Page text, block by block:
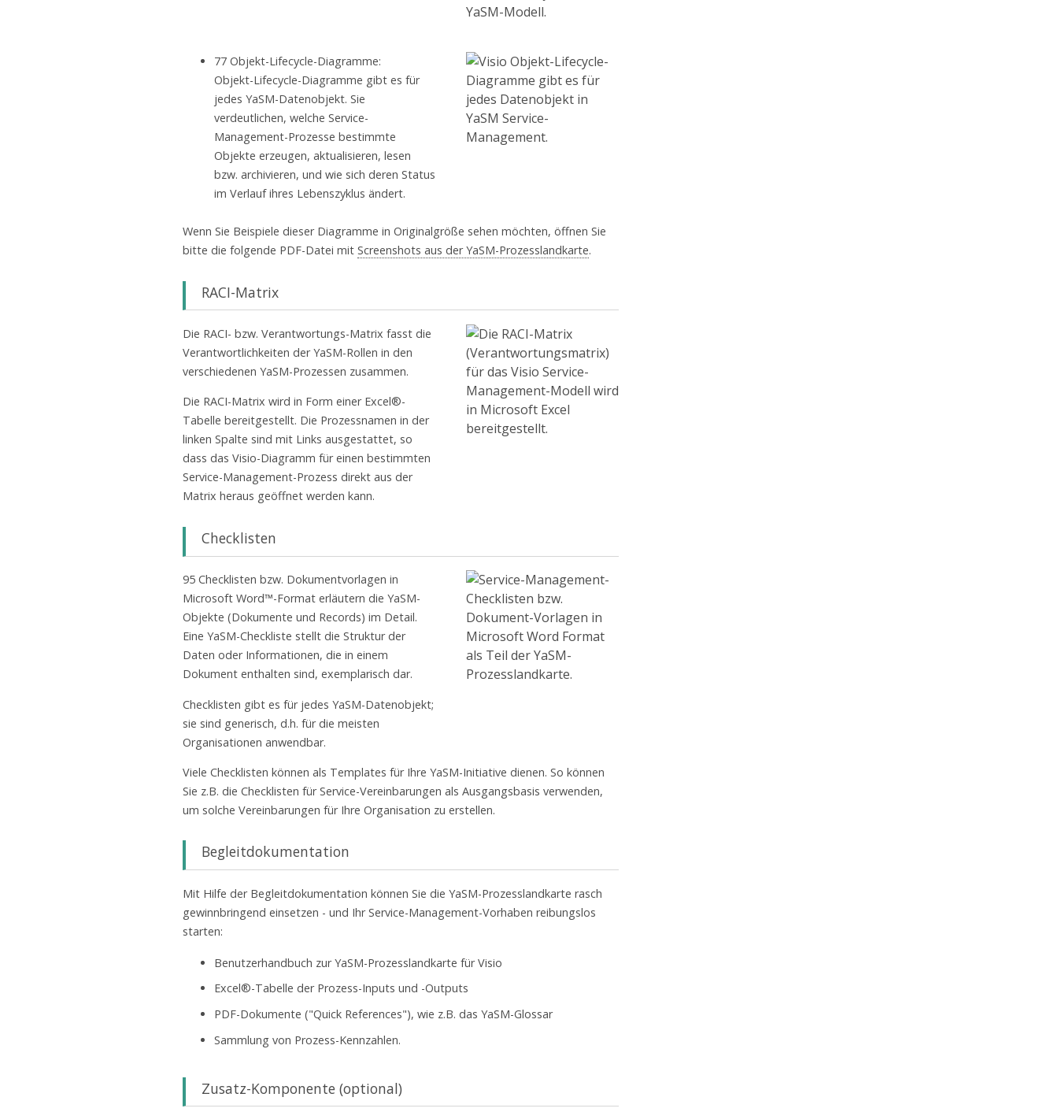
77 Objekt-Lifecycle-Diagramme:
Objekt-Lifecycle-Diagramme gibt es für
jedes YaSM-Datenobjekt. Sie
verdeutlichen, welche Service-
Management-Prozesse bestimmte
Objekte erzeugen, aktualisieren, lesen
bzw. archivieren, und wie sich deren Status
im Verlauf ihres Lebenszyklus ändert.
Wenn Sie Beispiele dieser Diagramme in Originalgröße sehen möchten, öffnen Sie
bitte die folgende PDF-Datei mit Screenshots aus der YaSM-Prozesslandkarte.
RACI-Matrix
Die RACI- bzw. Verantwortungs-Matrix fasst die
Verantwortlichkeiten der YaSM-Rollen in den
verschiedenen YaSM-Prozessen zusammen.
Die RACI-Matrix wird in Form einer Excel®-
Tabelle bereitgestellt. Die Prozessnamen in der
linken Spalte sind mit Links ausgestattet, so
dass das Visio-Diagramm für einen bestimmten
Service-Management-Prozess direkt aus der
Matrix heraus geöffnet werden kann.
Checklisten
95 Checklisten bzw. Dokumentvorlagen in
Microsoft Word™-Format erläutern die YaSM-
Objekte (Dokumente und Records) im Detail.
Eine YaSM-Checkliste stellt die Struktur der
Daten oder Informationen, die in einem
Dokument enthalten sind, exemplarisch dar.
Checklisten gibt es für jedes YaSM-Datenobjekt;
sie sind generisch, d.h. für die meisten
Organisationen anwendbar.
Viele Checklisten können als Templates für Ihre YaSM-Initiative dienen. So können
Sie z.B. die Checklisten für Service-Vereinbarungen als Ausgangsbasis verwenden,
um solche Vereinbarungen für Ihre Organisation zu erstellen.
Begleitdokumentation
Mit Hilfe der Begleitdokumentation können Sie die YaSM-Prozesslandkarte rasch
gewinnbringend einsetzen - und Ihr Service-Management-Vorhaben reibungslos
starten:
Benutzerhandbuch zur YaSM-Prozesslandkarte für Visio
Excel®-Tabelle der Prozess-Inputs und -Outputs
PDF-Dokumente ("Quick References"), wie z.B. das YaSM-Glossar
Sammlung von Prozess-Kennzahlen.
Zusatz-Komponente (optional)